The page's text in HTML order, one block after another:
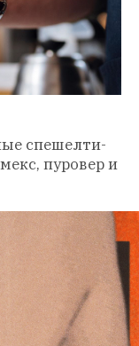
спешелти-
пуровер и